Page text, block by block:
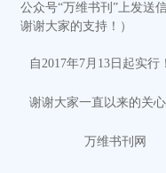
公众号“万维书刊”上发送
谢谢大家的支持！）
自2017年7月13日起实行！
谢谢大家一直以来的关心
万维书刊网